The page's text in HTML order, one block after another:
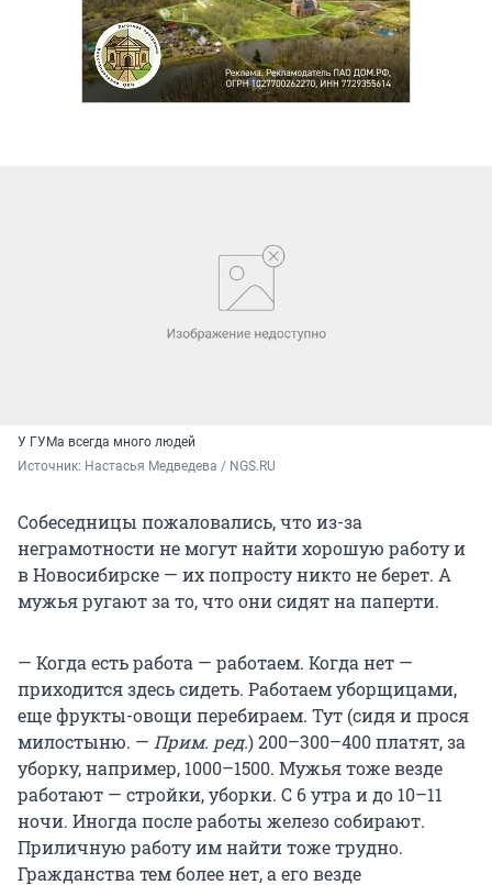
У ГУМа всегда много людей
Источник: Настасья Медведева / NGS.RU
Собеседницы пожаловались, что из-за
неграмотности не могут найти хорошую работу и
в Новосибирске — их попросту никто не берет. А
мужья ругают за то, что они сидят на паперти.
— Когда есть работа — работаем. Когда нет —
приходится здесь сидеть. Работаем уборщицами,
еще фрукты-овощи перебираем. Тут (сидя и прося
милостыню. — Прим. ред.) 200–300–400 платят, за
уборку, например, 1000–1500. Мужья тоже везде
работают — стройки, уборки. С 6 утра и до 10–11
ночи. Иногда после работы железо собирают.
Приличную работу им найти тоже трудно.
Гражданства тем более нет, а его везде